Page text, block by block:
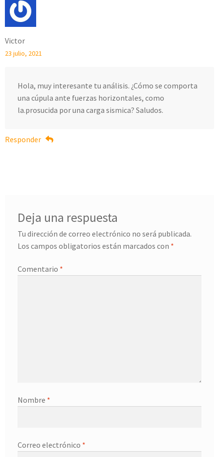
Victor
23 julio, 2021
Hola, muy interesante tu análisis. ¿Cómo se comporta
una cúpula ante fuerzas horizontales, como
la.prosucida por una carga sismica? Saludos.
Responder
Deja una respuesta
Tu dirección de correo electrónico no será publicada.
Los campos obligatorios están marcados con *
Comentario *
Nombre *
Correo electrónico *